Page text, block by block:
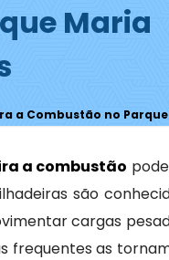
Maria
a Combustão no
a combustão
são
cargas
frequentes as